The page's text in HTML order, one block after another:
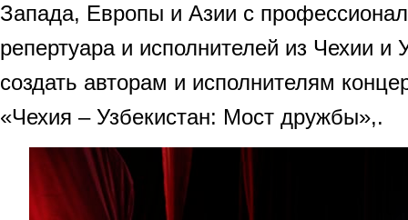
Запада, Европы и Азии с
репертуара и исполнителей из Чехии и
создать авторам и исполнителям
«Чехия – Узбекистан: Мост дружбы»,.